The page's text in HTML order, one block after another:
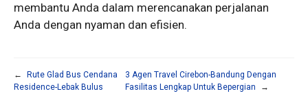
membantu Anda dalam merencanakan perjalanan
Anda dengan nyaman dan efisien.
←
Rute Glad Bus Cendana
Residence-Lebak Bulus
3 Agen Travel Cirebon-Bandung Dengan
Fasilitas Lengkap Untuk Bepergian
→